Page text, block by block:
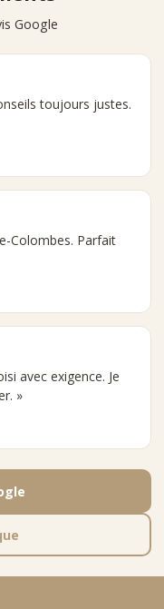
Google
toujours justes.
Colombes. Parfait
avec exigence. Je
»